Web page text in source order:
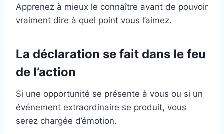
Apprenez à mieux le connaître avant de pouvoir
vraiment dire à quel point vous l’aimez.
La déclaration se fait dans le feu
de l’action
Si une opportunité se présente à vous ou si un
événement extraordinaire se produit, vous
serez chargée d’émotion.